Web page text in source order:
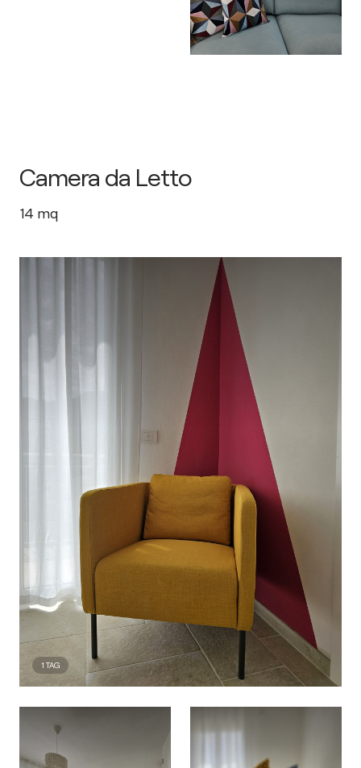
1 TAG
Camera da Letto
14 mq